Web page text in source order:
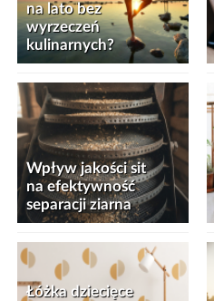
na lato bez
wyrzeczeń
kulinarnych?
Wpływ jakości sit
na efektywność
separacji ziarna
Łóżka dziecięce